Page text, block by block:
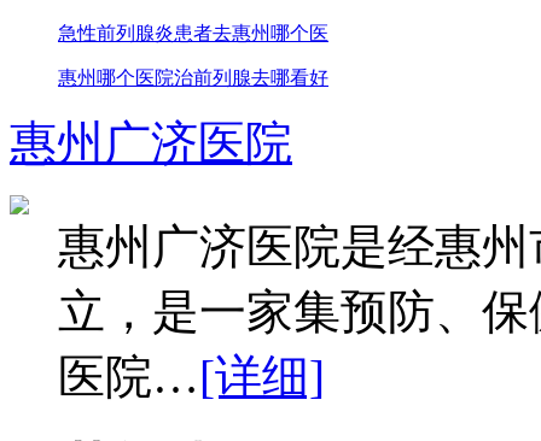
急性前列腺炎患者去惠州哪个医
惠州哪个医院治前列腺去哪看好
惠州广济医院
惠州广济医院是经惠
立，是一家集预防、
医院…[详细]